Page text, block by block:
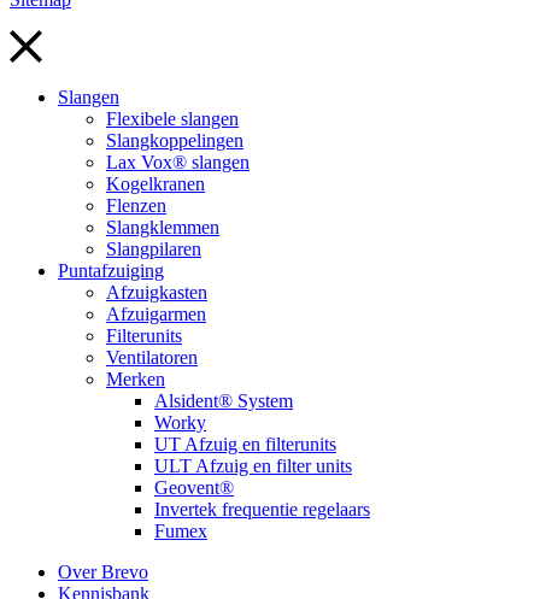
Slangen
Flexibele slangen
Slangkoppelingen
Lax Vox® slangen
Kogelkranen
Flenzen
Slangklemmen
Slangpilaren
Puntafzuiging
Afzuigkasten
Afzuigarmen
Filterunits
Ventilatoren
Merken
Alsident® System
Worky
UT Afzuig en filterunits
ULT Afzuig en filter units
Geovent®
Invertek frequentie regelaars
Fumex
Over Brevo
Kennisbank